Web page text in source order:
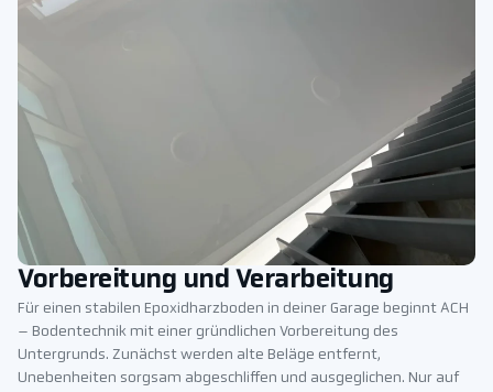
Vorbereitung und Verarbeitung
Für einen stabilen Epoxidharzboden in deiner Garage beginnt ACH
– Bodentechnik mit einer gründlichen Vorbereitung des
Untergrunds. Zunächst werden alte Beläge entfernt,
Unebenheiten sorgsam abgeschliffen und ausgeglichen. Nur auf